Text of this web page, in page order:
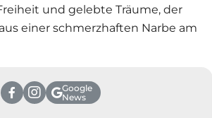
und gelebte Träume, der
einer schmerzhaften Narbe am
Google
News